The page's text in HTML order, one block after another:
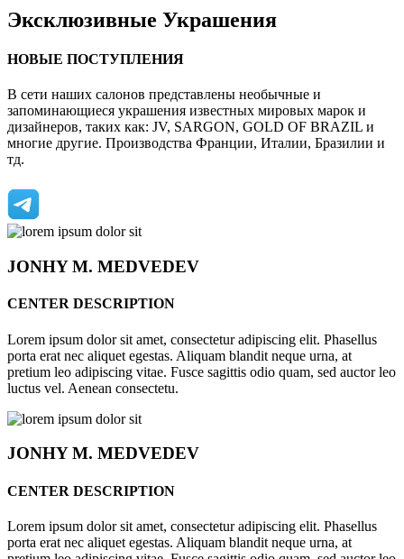
Эксклюзивные Украшения
НОВЫЕ ПОСТУПЛЕНИЯ
В сети наших салонов представлены необычные и
запоминающиеся украшения известных мировых марок и
дизайнеров, таких как: JV, SARGON, GOLD OF BRAZIL и
многие другие. Производства Франции, Италии, Бразилии и
тд.
JONHYM. MEDVEDEV
CENTER DESCRIPTION
Lorem ipsum dolor sit amet, consectetur adipiscing elit. Phasellus
porta erat nec aliquet egestas. Aliquam blandit neque urna, at
pretium leo adipiscing vitae. Fusce sagittis odio quam, sed auctor leo
luctus vel. Aenean consectetu.
JONHYM. MEDVEDEV
CENTER DESCRIPTION
Lorem ipsum dolor sit amet, consectetur adipiscing elit. Phasellus
porta erat nec aliquet egestas. Aliquam blandit neque urna, at